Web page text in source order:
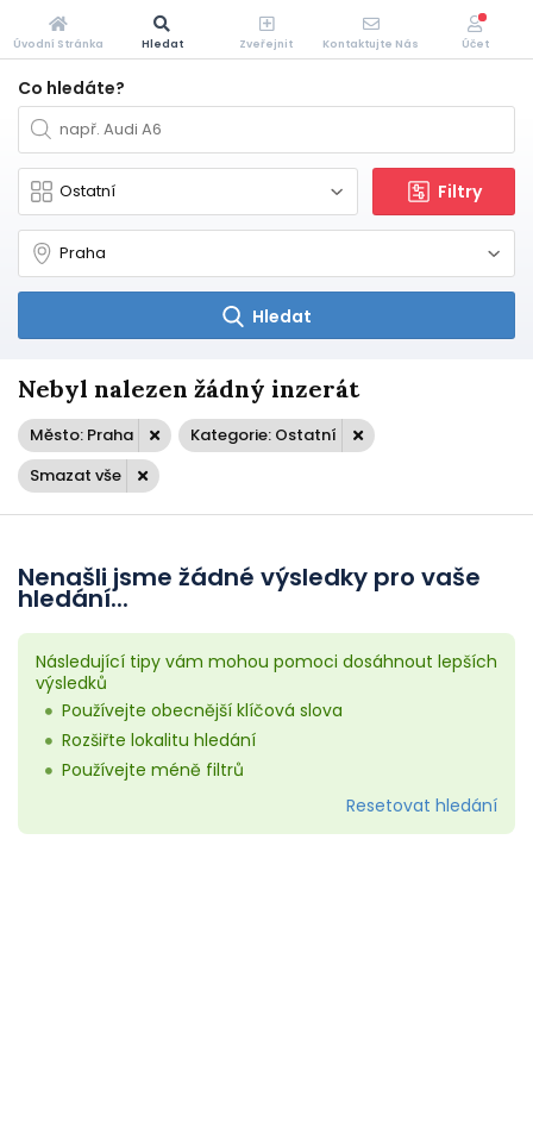
Co hledáte?
Filtry
Hledat
Nebyl nalezen žádný inzerát
Město: Praha
Kategorie: Ostatní
Smazat vše
Nenašli jsme žádné výsledky pro vaše
hledání...
Následující tipy vám mohou pomoci dosáhnout lepších
výsledků
Používejte obecnější klíčová slova
Rozšiřte lokalitu hledání
Používejte méně filtrů
Resetovat hledání
Úvodní Stránka Hledat Zveřejnit Kontaktujte Nás Účet